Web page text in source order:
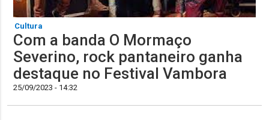
Cultura
Com a banda O Mormaço
Severino, rock pantaneiro ganha
destaque no Festival Vambora
25/09/2023 - 14:32